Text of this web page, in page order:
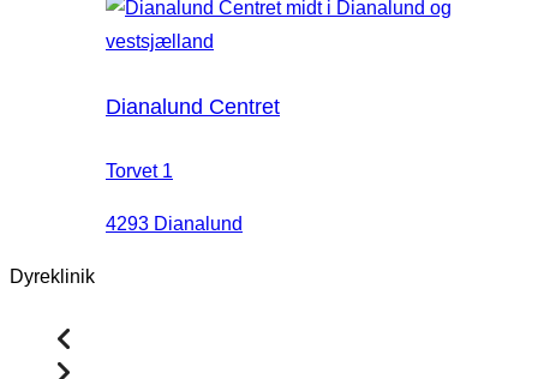
Dianalund Centret
Torvet 1
4293 Dianalund
Dyreklinik